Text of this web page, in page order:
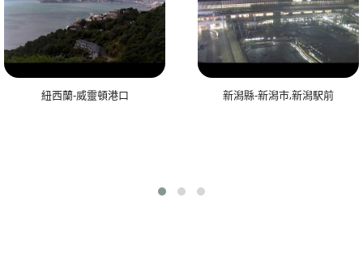
紐西蘭-威靈頓港口 新潟縣-新潟市,新潟駅前